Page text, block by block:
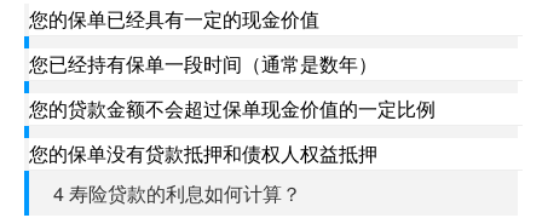
您的保单已经具有一定的现金价值
您已经持有保单一段时间（通常是数年）
您的贷款金额不会超过保单现金价值的一定比例
您的保单没有贷款抵押和债权人权益抵押
4 寿险贷款的利息如何计算？